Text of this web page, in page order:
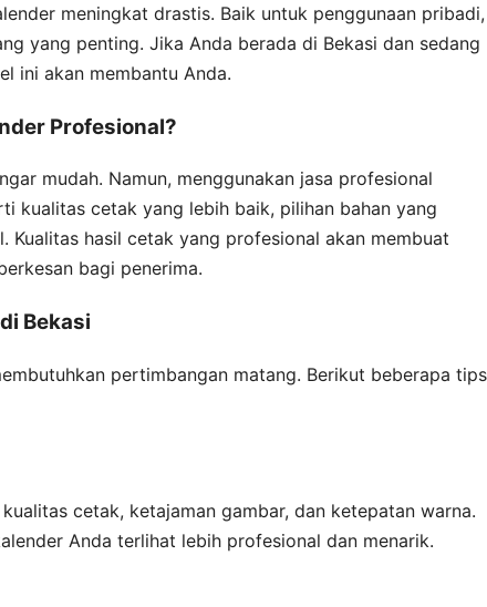
meningkat drastis. Baik untuk penggunaan pribadi,
yang penting. Jika Anda berada di Bekasi dan sedang
ini akan membantu Anda.
Profesional?
mudah. Namun, menggunakan jasa profesional
kualitas cetak yang lebih baik, pilihan bahan yang
Kualitas hasil cetak yang profesional akan membuat
bagi penerima.
Bekasi
pertimbangan matang. Berikut beberapa tips
cetak, ketajaman gambar, dan ketepatan warna.
Anda terlihat lebih profesional dan menarik.